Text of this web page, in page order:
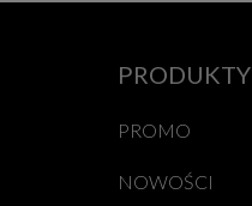
PRODUKTY
PROMO
NOWOŚCI